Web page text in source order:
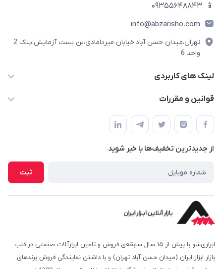
📱
09355648843
info@abzarisho.com
تهران،میدان حسن آباد،خیابان میردامادی،بن بست آزمایش،پلاک 2
واحد 6
لینک های کاربردی
حساب کاربری
لیست محصولات
درباره ما
قوانین و مقررات
شرایط بازگشت کالا
روش های پرداخت
روش های ارسال
امکان خرید حضوری
از جدید‌ترین تخفیف‌ها با‌ خبر شوید
ثبت
ابزاری‌شو با بیش از ۱۵ سال سابقه‌ی فروش و تامین ابزارآلات صنعتی در قلب
بازار ابزار ایران (میدان حسن آباد تهران) و با داشتن نمایندگی فروش برندهای